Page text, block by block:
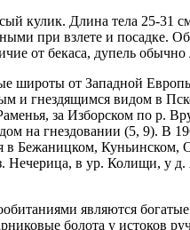
кулик. Длина тела 25-31
при взлете и посадке.
от бекаса, дупель обычно
широты от Западной
гнездящимся видом в
за Изборском по р.
на гнездова­нии (5, 9). В
в Бежаницком,
Нечерица, в ур. Колищи, у
являются
болота у истоков